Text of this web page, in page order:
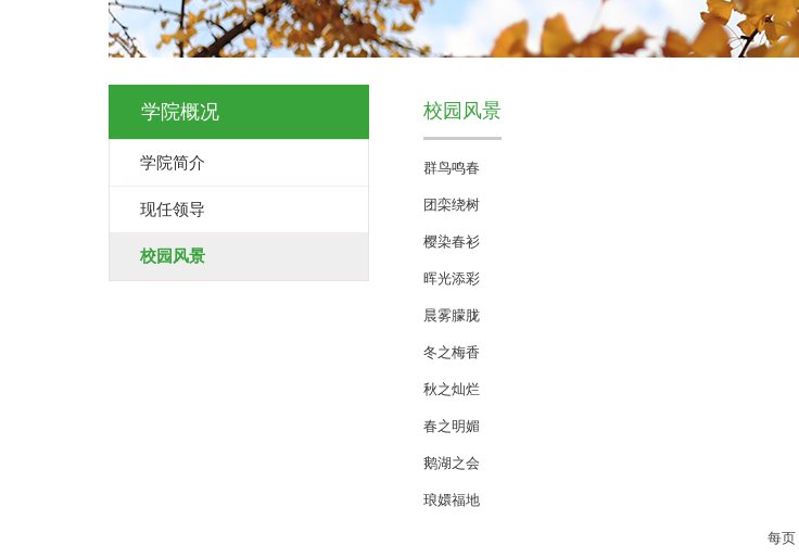
学院概况
学院简介
现任领导
校园风景
校园风景
群鸟鸣春
团栾绕树
樱染春衫
晖光添彩
晨雾朦胧
冬之梅香
秋之灿烂
春之明媚
鹅湖之会
琅嬛福地
每页